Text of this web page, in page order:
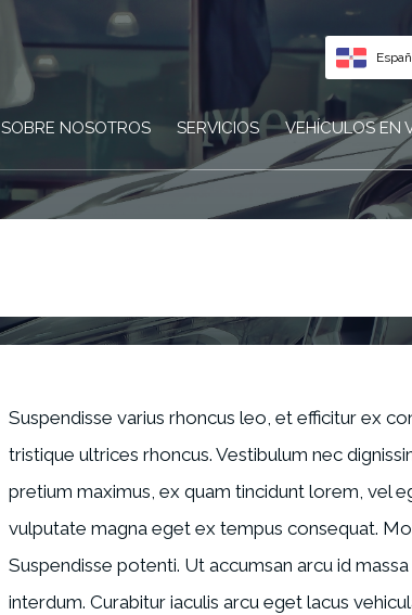
SOBRE NOSOTROS SERVICIOS VEHÍCULOS EN
Suspendisse varius rhoncus leo, et efficitur ex
tristique ultrices rhoncus. Vestibulum nec
pretium maximus, ex quam tincidunt lorem, vel
vulputate magna eget ex tempus consequat.
Suspendisse potenti. Ut accumsan arcu id
interdum. Curabitur iaculis arcu eget lacus